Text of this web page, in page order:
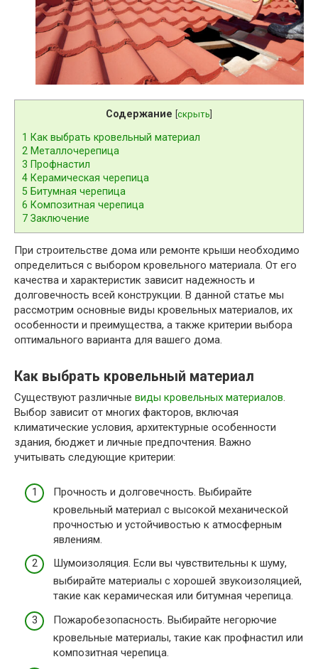
Содержание скрыть
1 Как выбрать кровельный материал
2 Металлочерепица
3 Профнастил
4 Керамическая черепица
5 Битумная черепица
6 Композитная черепица
7 Заключение
При строительстве дома или ремонте крыши необходимо
определиться с выбором кровельного материала. От его
качества и характеристик зависит надежность и
долговечность всей конструкции. В данной статье мы
рассмотрим основные виды кровельных материалов, их
особенности и преимущества, а также критерии выбора
оптимального варианта для вашего дома.
Как выбрать кровельный материал
Существуют различные виды кровельных материалов.
Выбор зависит от многих факторов, включая
климатические условия, архитектурные особенности
здания, бюджет и личные предпочтения. Важно
учитывать следующие критерии:
Прочность и долговечность. Выбирайте
кровельный материал с высокой механической
прочностью и устойчивостью к атмосферным
явлениям.
Шумоизоляция. Если вы чувствительны к шуму,
выбирайте материалы с хорошей звукоизоляцией,
такие как керамическая или битумная черепица.
Пожаробезопасность. Выбирайте негорючие
кровельные материалы, такие как профнастил или
композитная черепица.